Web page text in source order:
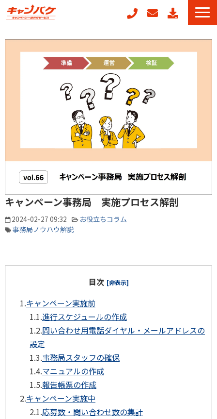
キャンフォーム
キャンガチャ
周年記念キャンペーンパッケージ
POSレジ連動キャンペーン
キャンペーン事例
お役立ちコラム
キャンペーン事務局 実施プロセス解剖
2024-02-27 09:32
お役立ちコラム
事務局ノウハウ解説
目次 [非表示]
1.キャンペーン実施前
1.1.進行スケジュールの作成
1.2.問い合わせ用電話ダイヤル・メールアドレスの
設定
1.3.事務局スタッフの確保
1.4.マニュアルの作成
1.5.報告帳票の作成
2.キャンペーン実施中
2.1.応募数・問い合わせ数の集計